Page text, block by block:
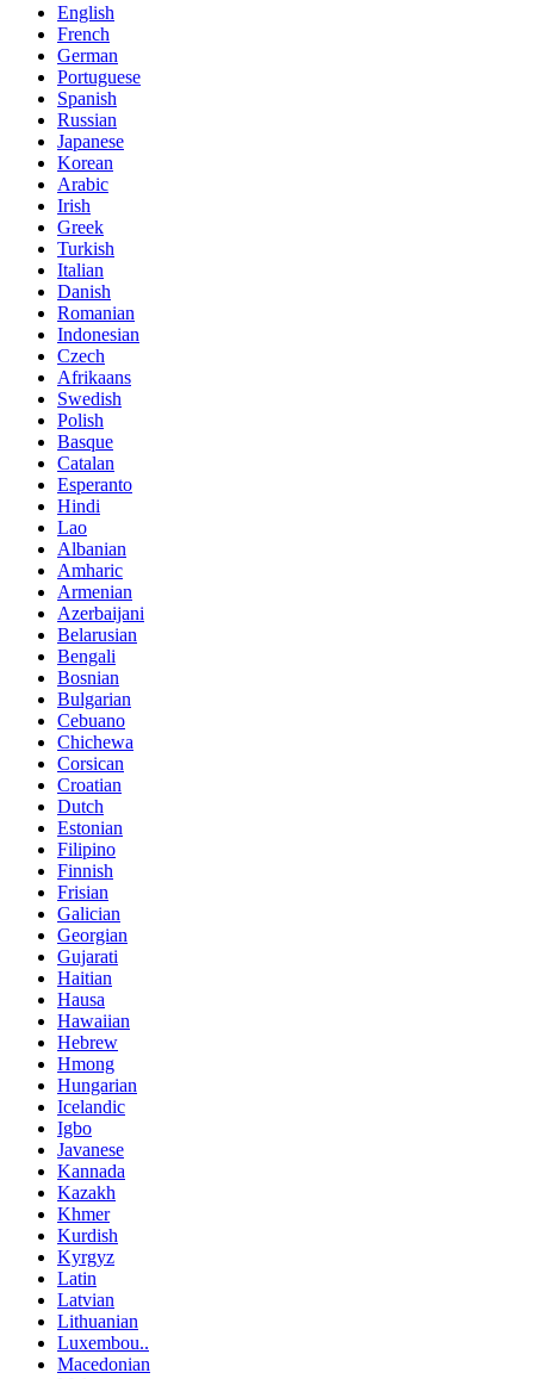
English
French
German
Portuguese
Spanish
Russian
Japanese
Korean
Arabic
Irish
Greek
Turkish
Italian
Danish
Romanian
Indonesian
Czech
Afrikaans
Swedish
Polish
Basque
Catalan
Esperanto
Hindi
Lao
Albanian
Amharic
Armenian
Azerbaijani
Belarusian
Bengali
Bosnian
Bulgarian
Cebuano
Chichewa
Corsican
Croatian
Dutch
Estonian
Filipino
Finnish
Frisian
Galician
Georgian
Gujarati
Haitian
Hausa
Hawaiian
Hebrew
Hmong
Hungarian
Icelandic
Igbo
Javanese
Kannada
Kazakh
Khmer
Kurdish
Kyrgyz
Latin
Latvian
Lithuanian
Luxembou..
Macedonian